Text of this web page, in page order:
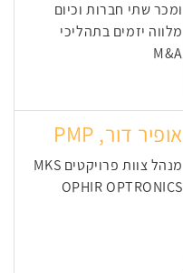
ומכר שתי חברות וכיום
מלווה יזמים בתהליכי
M&A
אופיר דור, PMP
מנהל צוות פרויקטים MKS
OPHIR OPTRONICS